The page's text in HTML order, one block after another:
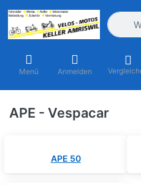
Geben
Menü Anmelden
APE - Vespacar
APE 50